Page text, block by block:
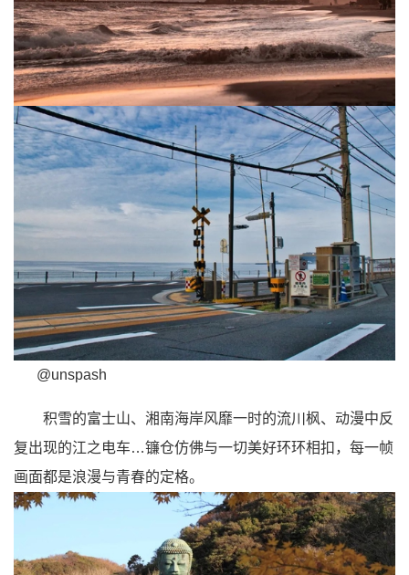
@unspash
积雪的富士山、湘南海岸风靡一时的流川枫、动漫中反
复出现的江之电车…镰仓仿佛与一切美好环环相扣，每一帧
画面都是浪漫与青春的定格。